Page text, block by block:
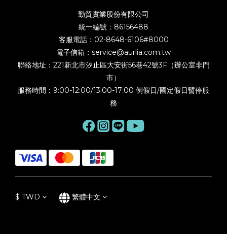
勤貿實業股份有限公司
統一編號：86156488
客服電話：02-8648-6106#8000
電子信箱：service@aurlia.com.tw
聯絡地址：221新北市汐止區大安街56巷42號3F（辦公室非門
市）
服務時間：9:00-12:00/13:00-17:00 例假日/國定假日暫停服
務
$ TWD 繁體中文